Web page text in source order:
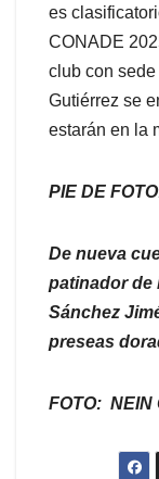
es
CONADE
club con
Gutiérrez se
estarán en la
PIE DE
De nueva
patinador de
Sánchez
preseas
FOTO: NEIN